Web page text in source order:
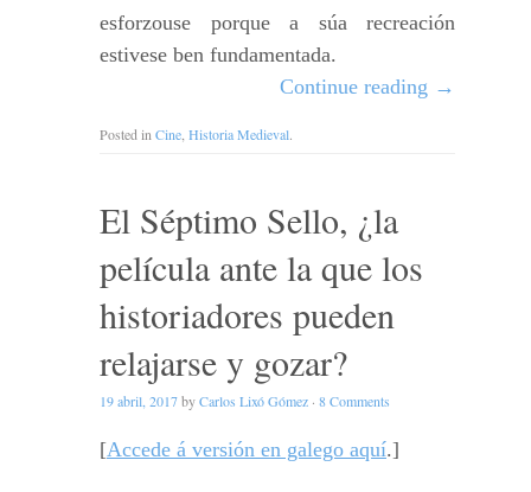
esforzouse porque a súa recreación
estivese ben fundamentada.
Continue reading →
Posted in Cine Historia Medieval.
El Séptimo Sello, ¿la
película ante la que los
historiadores pueden
relajarse y gozar?
19 abril, 2017byCarlos Lixó Gómez · 8 Comments
[Accede á versión en galego aquí.]